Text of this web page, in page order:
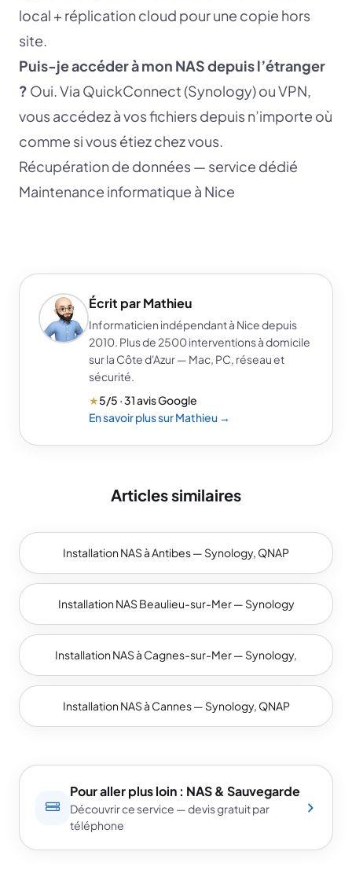
local + réplication cloud pour une copie hors
site.
Puis-je accéder à mon NAS depuis l’étranger
? Oui. Via QuickConnect (Synology) ou VPN,
vous accédez à vos fichiers depuis n’importe où
comme si vous étiez chez vous.
Récupération de données — service dédié
Maintenance informatique à Nice
Écrit par Mathieu
Informaticien indépendant à Nice depuis
2010. Plus de 2500 interventions à domicile
sur la Côte d'Azur — Mac, PC, réseau et
sécurité.
★5/5 · 31 avis Google
En savoir plus sur Mathieu →
Articles similaires
Installation NAS à Antibes — Synology, QNAP
Installation NAS Beaulieu-sur-Mer — Synology
Installation NAS à Cagnes-sur-Mer — Synology,
Installation NAS à Cannes — Synology, QNAP
Pour aller plus loin : NAS & Sauvegarde
Découvrir ce service — devis gratuit par
téléphone